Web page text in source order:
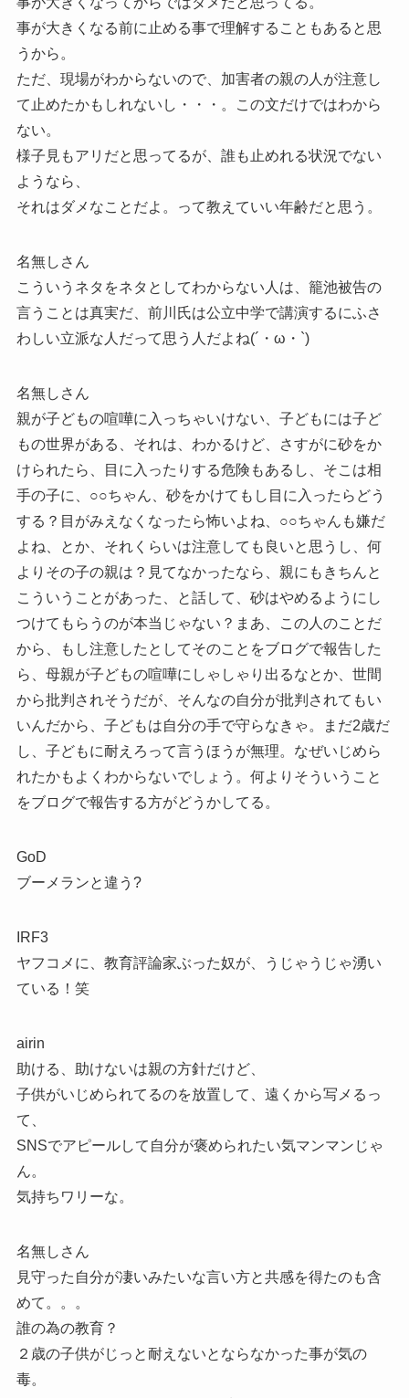
事が大きくなる前に止める事で理解することもあると思
うから。
ただ、現場がわからないので、加害者の親の人が注意し
て止めたかもしれないし・・・。この文だけではわから
ない。
様子見もアリだと思ってるが、誰も止めれる状況でない
ようなら、
それはダメなことだよ。って教えていい年齢だと思う。
名無しさん
こういうネタをネタとしてわからない人は、籠池被告の
言うことは真実だ、前川氏は公立中学で講演するにふさ
わしい立派な人だって思う人だよね(´・ω・`)
名無しさん
親が子どもの喧嘩に入っちゃいけない、子どもには子ど
もの世界がある、それは、わかるけど、さすがに砂をか
けられたら、目に入ったりする危険もあるし、そこは相
手の子に、○○ちゃん、砂をかけてもし目に入ったらどう
する？目がみえなくなったら怖いよね、○○ちゃんも嫌だ
よね、とか、それくらいは注意しても良いと思うし、何
よりその子の親は？見てなかったなら、親にもきちんと
こういうことがあった、と話して、砂はやめるようにし
つけてもらうのが本当じゃない？まあ、この人のことだ
から、もし注意したとしてそのことをブログで報告した
ら、母親が子どもの喧嘩にしゃしゃり出るなとか、世間
から批判されそうだが、そんなの自分が批判されてもい
いんだから、子どもは自分の手で守らなきゃ。まだ2歳だ
し、子どもに耐えろって言うほうが無理。なぜいじめら
れたかもよくわからないでしょう。何よりそういうこと
をブログで報告する方がどうかしてる。
GoD
ブーメランと違う?
IRF3
ヤフコメに、教育評論家ぶった奴が、うじゃうじゃ湧い
ている！笑
airin
助ける、助けないは親の方針だけど、
子供がいじめられてるのを放置して、遠くから写メるっ
て、
SNSでアピールして自分が褒められたい気マンマンじゃ
ん。
気持ちワリーな。
名無しさん
見守った自分が凄いみたいな言い方と共感を得たのも含
めて。。。
誰の為の教育？
２歳の子供がじっと耐えないとならなかった事が気の
毒。